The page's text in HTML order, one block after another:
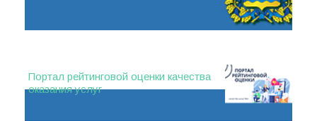
Портал рейтинговой оценки качества
оказания услуг